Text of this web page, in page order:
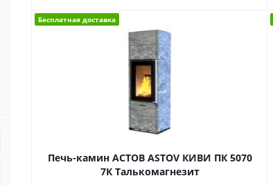
Бесплатная доставка
Печь-камин АСТОВ ASTOV КИВИ ПК 5070
7К Талькомагнезит